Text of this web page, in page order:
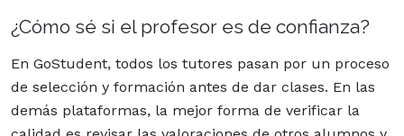
¿Cómo sé si el profesor es de confianza?
En GoStudent, todos los tutores pasan por un proceso
de selección y formación antes de dar clases. En las
demás plataformas, la mejor forma de verificar la